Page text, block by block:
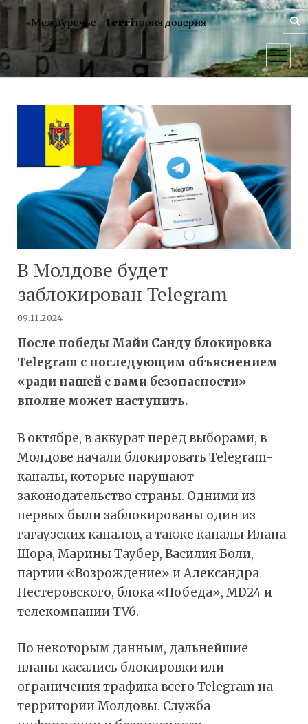
«Междуречье – terriтория доверия
меню
В Молдове будет
заблокирован Telegram
09.11.2024
После победы Майи Санду блокировка
Telegram с последующим объяснением
«ради нашей с вами безопасности»
вполне может наступить.
В октябре, в аккурат перед выборами, в
Молдове начали блокировать Telegram-
каналы, которые нарушают
законодательство страны. Одними из
первых были заблокированы один из
гагаузских каналов, а также каналы Илана
Шора, Марины Таубер, Василия Боли,
партии «Возрождение» и Александра
Нестеровского, блока «Победа», MD24 и
телекомпании TV6.
По некоторым данным, дальнейшие
планы касались блокировки или
ограничения трафика всего Telegram на
территории Молдовы. Служба